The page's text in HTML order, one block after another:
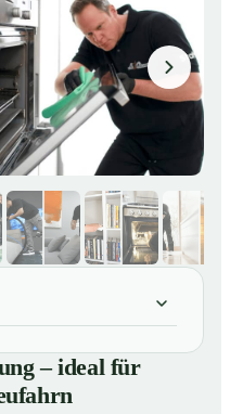
für Wohnung & Haus
– ideal für